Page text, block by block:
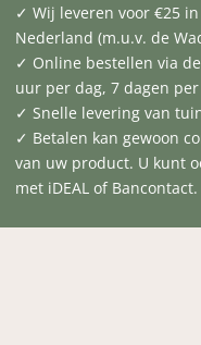
✓ Wij leveren voor €25
Nederland (m.u.v. de
✓ Online bestellen via
uur per dag, 7 dagen
✓ Snelle levering van
✓ Betalen kan gewoon
van uw product. U kunt
met iDEAL of Bancontact.